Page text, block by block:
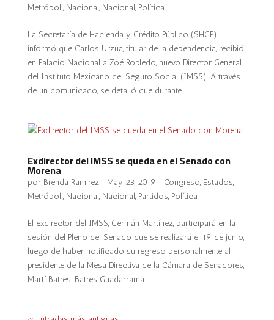
Metrópoli, Nacional, Nacional, Política
La Secretaría de Hacienda y Crédito Público (SHCP)
informó que Carlos Urzúa, titular de la dependencia, recibió
en Palacio Nacional a Zoé Robledo, nuevo Director General
del Instituto Mexicano del Seguro Social (IMSS). A través
de un comunicado, se detalló que durante...
Exdirector del IMSS se queda en el Senado con
Morena
por Brenda Ramirez| May 23, 2019 | Congreso, Estados,
Metrópoli, Nacional, Nacional, Partidos, Política
El exdirector del IMSS, Germán Martínez, participará en la
sesión del Pleno del Senado que se realizará el 19 de junio,
luego de haber notificado su regreso personalmente al
presidente de la Mesa Directiva de la Cámara de Senadores,
Martí Batres. Batres Guadarrama...